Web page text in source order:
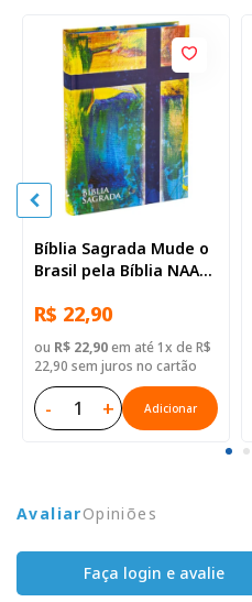
Bíblia Sagrada Mude o
Brasil pela Bíblia NAA
bandeira
R$ 22,90
ou R$ 22,90em até 1x de R$
22,90 sem juros no cartão
- + Adicionar
AvaliarOpiniões
Faça login e avalie